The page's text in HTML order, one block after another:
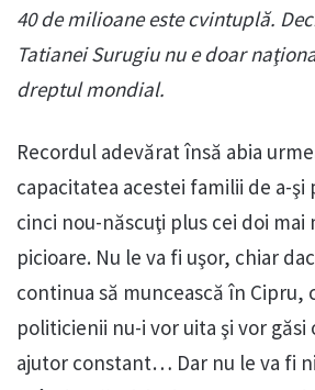
40 de milioane este cvintuplă.
Tatianei Surugiu nu e doar
dreptul mondial.
Recordul adevărat însă abia
capacitatea acestei familii de a-şi
cinci nou-născuţi plus cei doi mai
picioare. Nu le va fi uşor, chiar
continua să muncească în Cipru,
politicienii nu-i vor uita şi vor
ajutor constant… Dar nu le va fi